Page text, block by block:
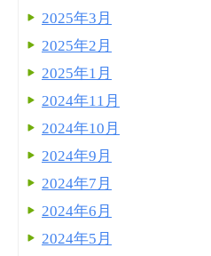
2025年3月
2025年2月
2025年1月
2024年11月
2024年10月
2024年9月
2024年7月
2024年6月
2024年5月